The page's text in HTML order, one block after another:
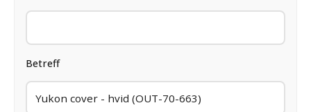
Betreff